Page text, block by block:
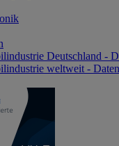
Deutschland -
weltweit -